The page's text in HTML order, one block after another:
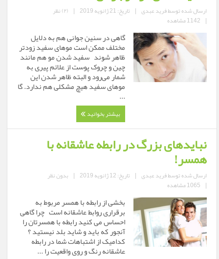
ارسال شده توسطفرید عبدی | تاریخ: 21 ژانویه 2019 | (۲) نظر
| 1142 مشاهده
گاهی در سنین جوانی هم به دلایل
مختلف ممکن است موهای سفید زودتر
ظاهر شوند سفید شدن مو هم مانند
چین و چروک پوست از علائم پیری به
شمار می‌رود و البته ظاهر شدن این
موهای سفید هیچ مشکلی هم ندارد. گا
...
بیشتر بخوانید
نبایدهای بزرگ در رابطه عاشقانه با
همسر!
ارسال شده توسطفرید عبدی | تاریخ: 12 ژانویه 2019 | بدون نظر
| 1065 مشاهده
بخشی از رابطه با همسر مربوط به
برقراری روابط عاشقانه است چرا گاهی
احساس می کنید رابطه با همسرتان را
آنجور که باید و شاید بلد نیستید ؟
کدامیک از اشتباهات شما در رابطه
عاشقانه رنگ و روی واقعیت را ...